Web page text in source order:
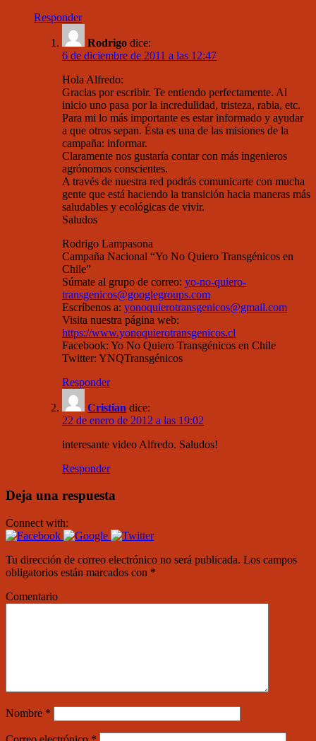
Responder
Rodrigo dice:
6 de diciembre de 2011 a las 12:47
Hola Alfredo:
Gracias por escribir. Te entiendo perfectamente. Al
inicio uno pasa por la incredulidad, tristeza, rabia, etc.
Para mi lo más importante es estar informado y ayudar
a que otros sepan. Ésta es una de las misiones de la
campaña: informar.
Claramente nos gustaría contar con más ingenieros
agrónomos conscientes.
A través de nuestra red podrás comunicarte con mucha
gente que está haciendo la transición hacia maneras más
saludables y ecológicas de vivir.
Saludos
Rodrigo Lampasona
Campaña Nacional “Yo No Quiero Transgénicos en
Chile”
Súmate al grupo de correo: yo-no-quiero-
transgenicos@googlegroups.com
Escríbenos a: yonoquierotransgenicos@gmail.com
Visita nuestra página web:
https://www.yonoquierotransgenicos.cl
Facebook: Yo No Quiero Transgénicos en Chile
Twitter: YNQTransgénicos
Responder
Cristian dice:
22 de enero de 2012 a las 19:02
interesante video Alfredo. Saludos!
Responder
Deja una respuesta
Connect with:
Tu dirección de correo electrónico no será publicada. Los campos
obligatorios están marcados con *
Comentario
Nombre *